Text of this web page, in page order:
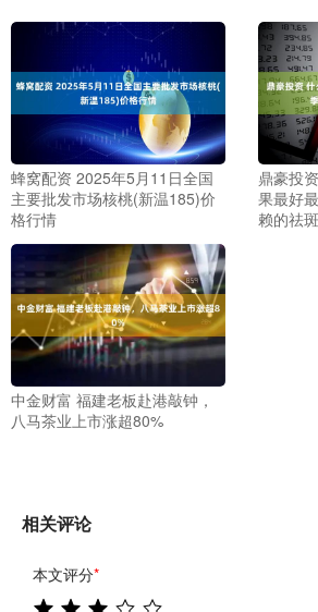
蜂窝配资 2025年5月11日全国
主要批发市场核桃(新温185)价
格行情
鼎豪投
果最好
赖的祛
中金财富 福建老板赴港敲钟，
八马茶业上市涨超80%
相关评论
本文评分*